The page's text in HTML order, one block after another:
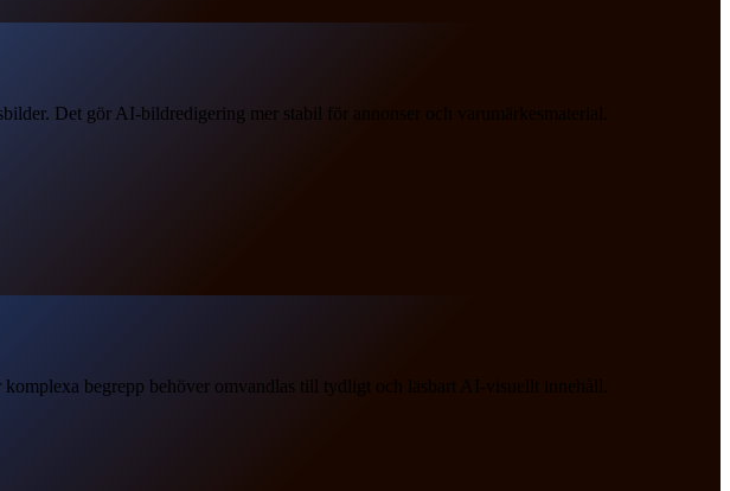
Det gör AI-bildredigering mer stabil för annonser och varumärkesmaterial.
begrepp behöver omvandlas till tydligt och läsbart AI-visuellt innehåll.